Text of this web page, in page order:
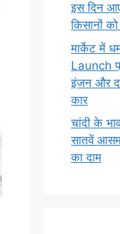
इस दिन
किसानों
मार्केट में
Launch
इंजन और
कार
चांदी के
सातवें
का दाम